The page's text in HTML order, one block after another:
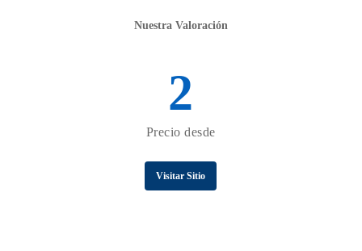
Nuestra Valoración
2
Precio desde
Visitar Sitio